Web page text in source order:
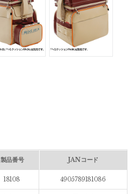
製品番号 JANコード
18108 4905789181086